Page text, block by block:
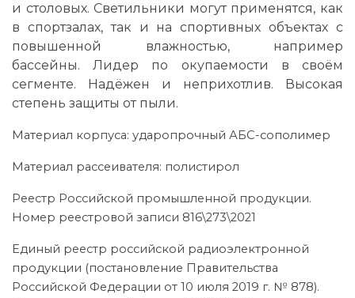
и столовых. Светильники могут применятся, как
в спортзалах, так и на спортивных объектах с
повышенной влажностью, например
бассейны. Лидер по окупаемости в своём
сегменте. Надёжен и неприхотлив. Высокая
степень защиты от пыли.
Материал корпуса: ударопрочный АБС-сополимер
Материал рассеивателя: полистирол
Реестр Российской промышленной продукции.
Номер реестровой записи 816\273\2021
Единый реестр российской радиоэлектронной
продукции (постановление Правительства
Российской Федерации от 10 июля 2019 г. № 878).